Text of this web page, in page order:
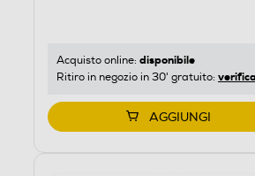
Acquisto online: disponibile
Ritiro in negozio in 30' gratuito: verifica
AGGIUNGI